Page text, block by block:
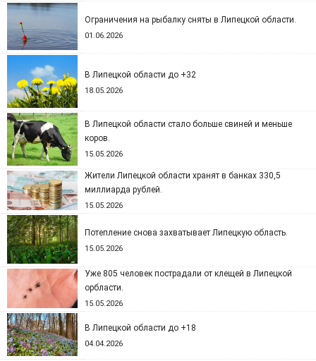
Ограничения на рыбалку сняты в Липецкой области.
01.06.2026
В Липецкой области до +32
18.05.2026
В Липецкой области стало больше свиней и меньше
коров.
15.05.2026
Жители Липецкой области хранят в банках 330,5
миллиарда рублей.
15.05.2026
Потепление снова захватывает Липецкую область.
15.05.2026
Уже 805 человек пострадали от клещей в Липецкой
орбласти.
15.05.2026
В Липецкой области до +18
04.04.2026